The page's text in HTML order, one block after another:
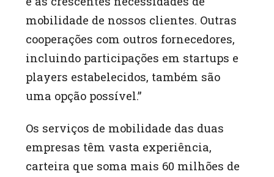
mobilidade de nossos clientes. Outras
cooperações com outros fornecedores,
incluindo participações em startups e
players estabelecidos, também são
uma opção possível.”
Os serviços de mobilidade das duas
empresas têm vasta experiência,
carteira que soma mais 60 milhões de